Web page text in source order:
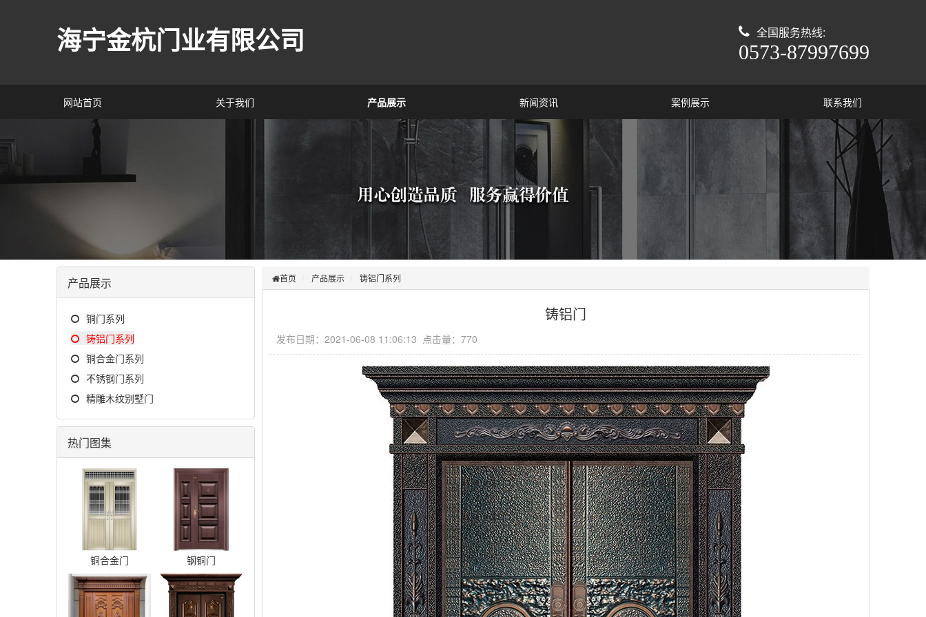
海宁金杭门业有限公司 全国服务热线:
0573-87997699
网站首页 关于我们 产品展示 新闻资讯 案例展示 联系我们
产品展示
铜门系列
铸铝门系列
铜合金门系列
不锈钢门系列
精雕木纹别墅门
热门图集
铜合金门 钢铜门
首页 产品展示 铸铝门系列
铸铝门
发布日期：2021-06-08 11:06:13 点击量：770